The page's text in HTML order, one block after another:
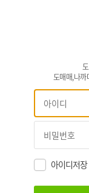
도매매,나
아이디저장